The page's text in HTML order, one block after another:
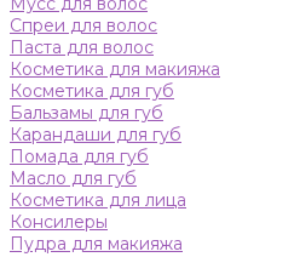
Спреи для волос
Паста для волос
Косметика для макияжа
Косметика для губ
Бальзамы для губ
Карандаши для губ
Помада для губ
Масло для губ
Косметика для лица
Консилеры
Пудра для макияжа